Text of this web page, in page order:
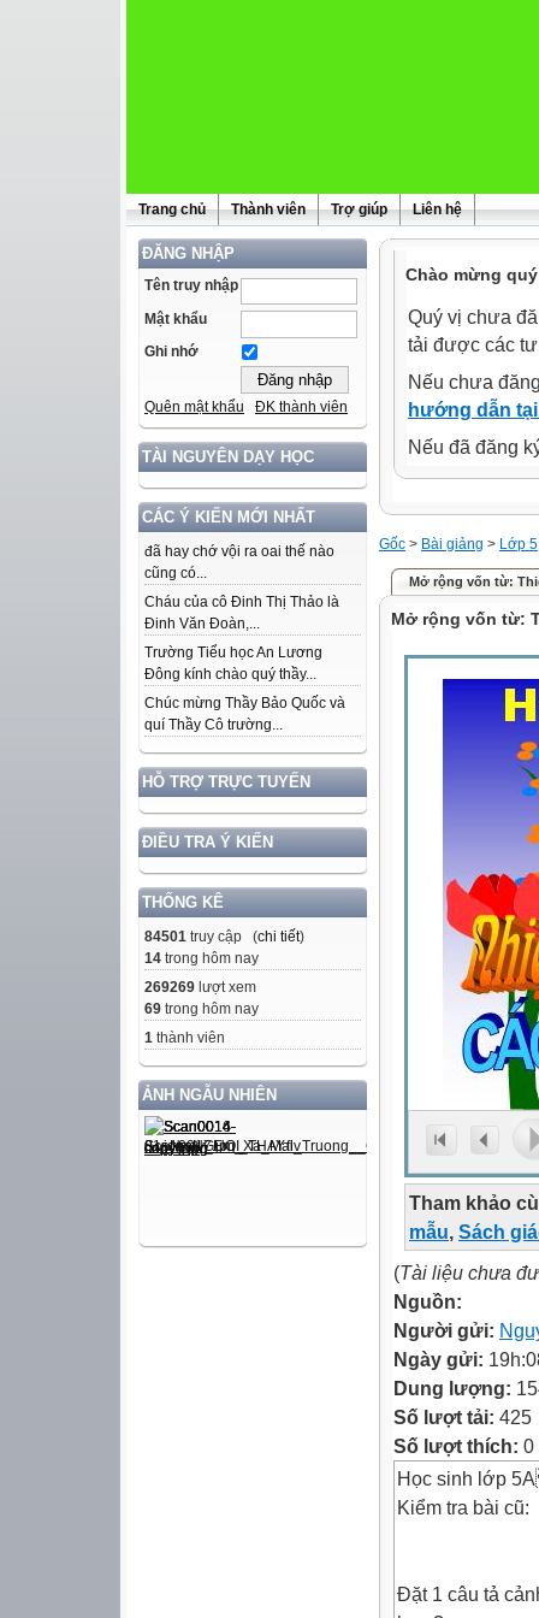
Trang chủ Thành viên Trợ giúp Liên hệ
ĐĂNG NHẬP
Tên truy nhập
Mật khẩu
Ghi nhớ
Quên mật khẩu ĐK thành viên
TÀI NGUYÊN DẠY HỌC
CÁC Ý KIẾN MỚI NHẤT
đã hay chớ vội ra oai thế nào
cũng có...
Cháu của cô Đinh Thị Thảo là
Đinh Văn Đoàn,...
Trường Tiểu học An Lương
Đông kính chào quý thầy...
Chúc mừng Thầy Bảo Quốc và
quí Thầy Cô trường...
HỖ TRỢ TRỰC TUYẾN
ĐIỀU TRA Ý KIẾN
THỐNG KÊ
84501 truy cập (chi tiết)
14 trong hôm nay
269269 lượt xem
69 trong hôm nay
1 thành viên
ẢNH NGẪU NHIÊN
Chào mừng
Quý vị chưa
tải được các
Nếu chưa
hướng dẫn
Nếu đã đăng
Gốc > Bài giảng > Lớp 5
Mở rộng vốn từ:
Mở rộng vốn từ:
Tham khảo
mẫu, Sách
(Tài liệu chưa
Nguồn:
Người gửi:
Ngày gửi:
Dung lượng:
Số lượt tải: 425
Số lượt thích: 0
Học sinh lớp
Kiểm tra bài cũ:
Đặt 1 câu tả